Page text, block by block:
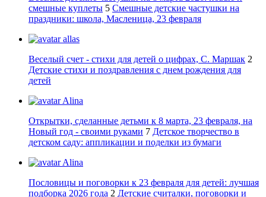
смешные куплеты 5 Смешные детские частушки на
праздники: школа, Масленица, 23 февраля
allas
Веселый счет - стихи для детей о цифрах, С. Маршак 2
Детские стихи и поздравления с днем рождения для
детей
Alina
Открытки, сделанные детьми к 8 марта, 23 февраля, на
Новый год - своими руками 7 Детское творчество в
детском саду: аппликации и поделки из бумаги
Alina
Пословицы и поговорки к 23 февраля для детей: лучшая
подборка 2026 года 2 Детские считалки, поговорки и